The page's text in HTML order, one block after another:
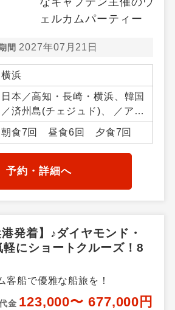
間 2027年07月21日
横浜
日本／高知・長崎・横浜、韓国
／済州島(チェジュド)、 ／アジ
ア周辺
朝食7回 昼食6回 夕食7回
予約・詳細へ
発着】♪ダイヤモンド・
軽にショートクルーズ！8
客船で優雅な船旅を！
金 123,000〜 677,000円